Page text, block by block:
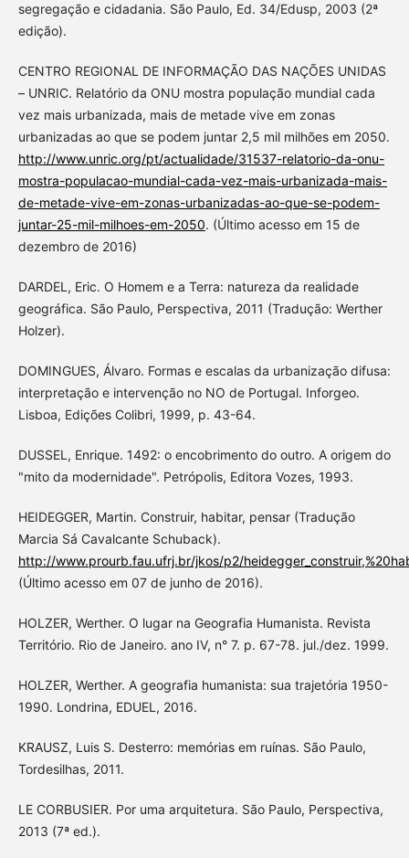
segregação e cidadania. São Paulo, Ed. 34/Edusp, 2003 (2ª
edição).
CENTRO REGIONAL DE INFORMAÇÃO DAS NAÇÕES UNIDAS
– UNRIC. Relatório da ONU mostra população mundial cada
vez mais urbanizada, mais de metade vive em zonas
urbanizadas ao que se podem juntar 2,5 mil milhões em 2050.
http://www.unric.org/pt/actualidade/31537-relatorio-da-onu-
mostra-populacao-mundial-cada-vez-mais-urbanizada-mais-
de-metade-vive-em-zonas-urbanizadas-ao-que-se-podem-
juntar-25-mil-milhoes-em-2050. (Último acesso em 15 de
dezembro de 2016)
DARDEL, Eric. O Homem e a Terra: natureza da realidade
geográfica. São Paulo, Perspectiva, 2011 (Tradução: Werther
Holzer).
DOMINGUES, Álvaro. Formas e escalas da urbanização difusa:
interpretação e intervenção no NO de Portugal. Inforgeo.
Lisboa, Edições Colibri, 1999, p. 43-64.
DUSSEL, Enrique. 1492: o encobrimento do outro. A origem do
"mito da modernidade". Petrópolis, Editora Vozes, 1993.
HEIDEGGER, Martin. Construir, habitar, pensar (Tradução
Marcia Sá Cavalcante Schuback).
http://www.prourb.fau.ufrj.br/jkos/p2/
(Último acesso em 07 de junho de 2016).
HOLZER, Werther. O lugar na Geografia Humanista. Revista
Território. Rio de Janeiro. ano IV, n° 7. p. 67-78. jul./dez. 1999.
HOLZER, Werther. A geografia humanista: sua trajetória 1950-
1990. Londrina, EDUEL, 2016.
KRAUSZ, Luis S. Desterro: memórias em ruínas. São Paulo,
Tordesilhas, 2011.
LE CORBUSIER. Por uma arquitetura. São Paulo, Perspectiva,
2013 (7ª ed.).